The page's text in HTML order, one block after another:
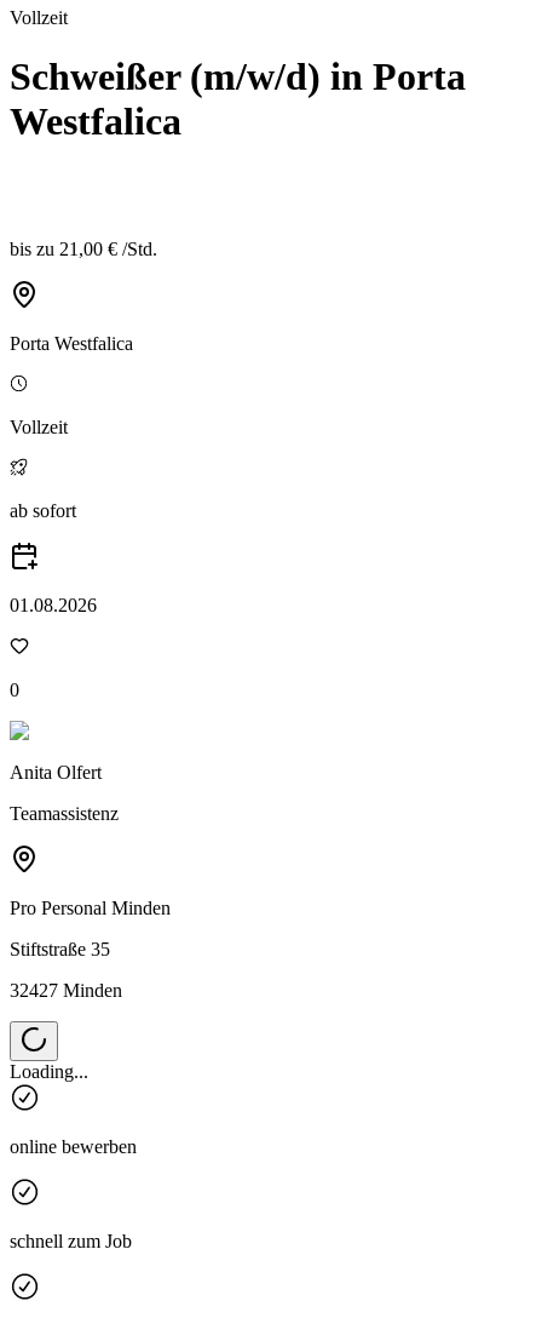
Vollzeit
Schweißer (m/w/d) in Porta
Westfalica
bis zu 21,00 € /Std.
Porta Westfalica
Vollzeit
ab sofort
01.08.2026
0
Anita Olfert
Teamassistenz
Pro Personal Minden
Stiftstraße 35
32427 Minden
Loading...
online bewerben
schnell zum Job